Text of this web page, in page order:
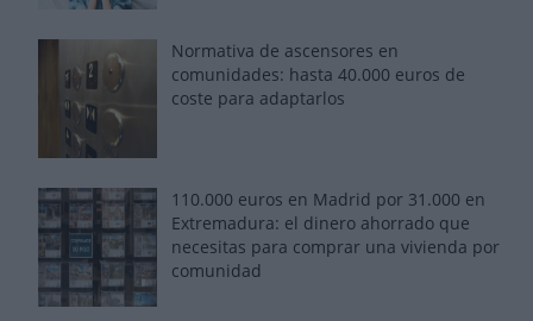
Normativa de ascensores en
comunidades: hasta 40.000 euros de
coste para adaptarlos
110.000 euros en Madrid por 31.000 en
Extremadura: el dinero ahorrado que
necesitas para comprar una vivienda por
comunidad